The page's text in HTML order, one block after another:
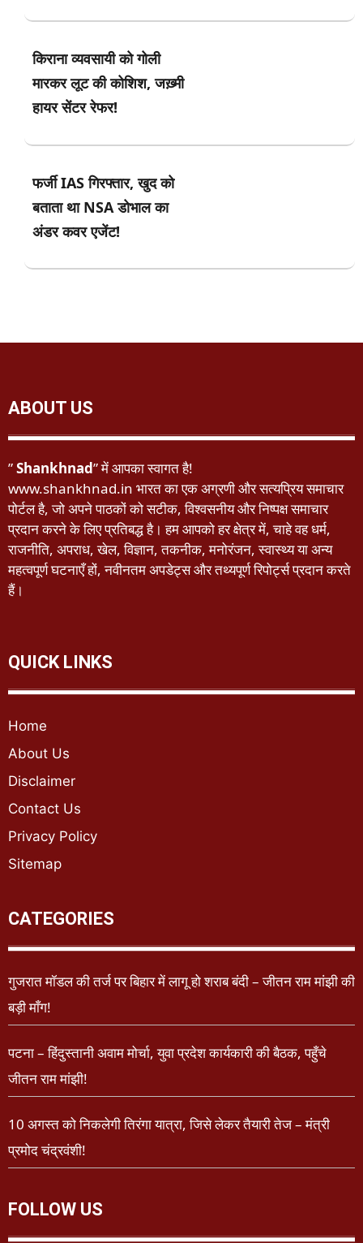
किराना व्यवसायी को गोली
मारकर लूट की कोशिश, जख़्मी
हायर सेंटर रेफर!
फर्जी IAS गिरफ्तार, खुद को
बताता था NSA डोभाल का
अंडर कवर एजेंट!
ABOUT US
”Shankhnad” में आपका स्वागत है!
www.shankhnad.in भारत का एक अग्रणी और सत्यप्रिय समाचार
पोर्टल है, जो अपने पाठकों को सटीक, विश्वसनीय और निष्पक्ष समाचार
प्रदान करने के लिए प्रतिबद्ध है। हम आपको हर क्षेत्र में, चाहे वह धर्म,
राजनीति, अपराध, खेल, विज्ञान, तकनीक, मनोरंजन, स्वास्थ्य या अन्य
महत्वपूर्ण घटनाएँ हों, नवीनतम अपडेट्स और तथ्यपूर्ण रिपोर्ट्स प्रदान करते
हैं।
QUICK LINKS
Home
About Us
Disclaimer
Contact Us
Privacy Policy
Sitemap
CATEGORIES
गुजरात मॉडल की तर्ज पर बिहार में लागू हो शराब बंदी – जीतन राम मांझी की
बड़ी माँग!
पटना – हिंदुस्तानी अवाम मोर्चा, युवा प्रदेश कार्यकारी की बैठक, पहुँचे
जीतन राम मांझी!
10 अगस्त को निकलेगी तिरंगा यात्रा, जिसे लेकर तैयारी तेज – मंत्री
प्रमोद चंद्रवंशी!
FOLLOW US